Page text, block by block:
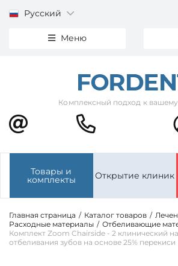
Русский
Меню
Комплексный подход к вашему
Товары и
комплекты Открытие клиник
Главная страница / Каталог товаров /
Расходные материалы / Отбеливающие
Комплект Zoom Chairside - 2 клинический
отбеливания зубов на основе 25% перекиси